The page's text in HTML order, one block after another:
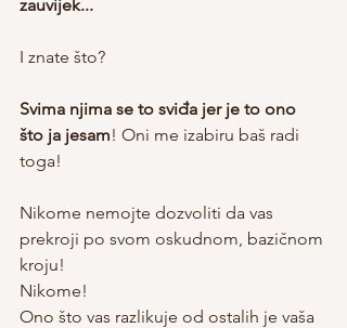
zauvijek...
I znate što?
Svima njima se to sviđa jer je to ono
što ja jesam! Oni me izabiru baš radi
toga!
Nikome nemojte dozvoliti da vas
prekroji po svom oskudnom, bazičnom
kroju!
Nikome!
Ono što vas razlikuje od ostalih je vaša